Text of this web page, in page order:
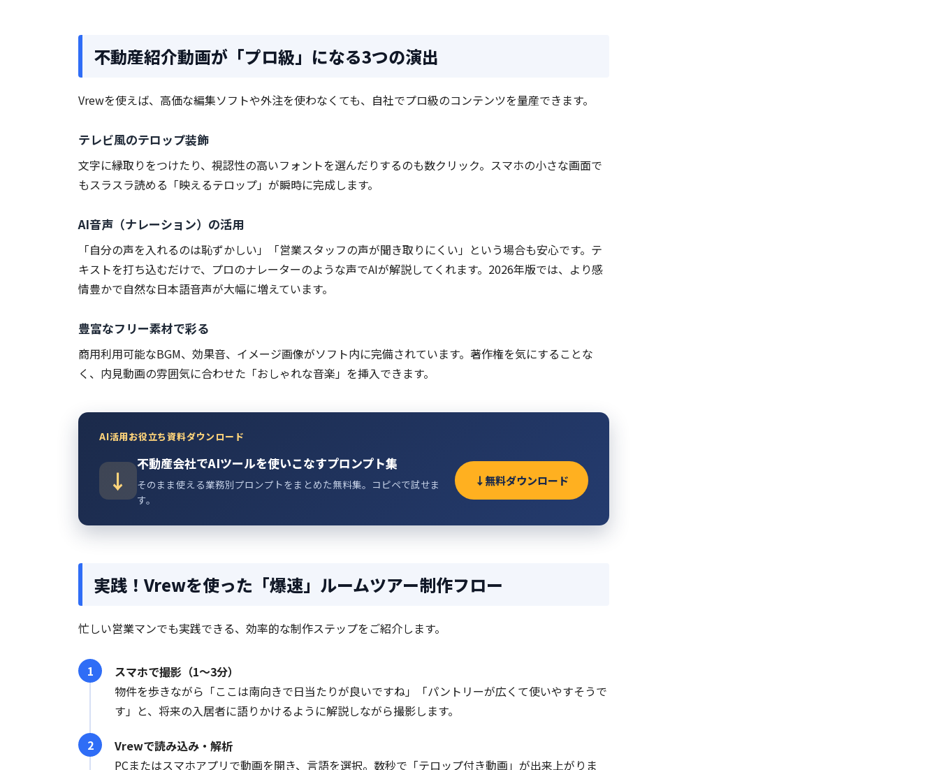
不動産紹介動画が「プロ級」になる3つの演出
Vrewを使えば、高価な編集ソフトや外注を使わなくても、自社でプロ級のコンテンツを量産できます。
テレビ風のテロップ装飾
文字に縁取りをつけたり、視認性の高いフォントを選んだりするのも数クリック。スマホの小さな画面で
もスラスラ読める「映えるテロップ」が瞬時に完成します。
AI音声（ナレーション）の活用
「自分の声を入れるのは恥ずかしい」「営業スタッフの声が聞き取りにくい」という場合も安心です。テ
キストを打ち込むだけで、プロのナレーターのような声でAIが解説してくれます。2026年版では、より感
情豊かで自然な日本語音声が大幅に増えています。
豊富なフリー素材で彩る
商用利用可能なBGM、効果音、イメージ画像がソフト内に完備されています。著作権を気にすることな
く、内見動画の雰囲気に合わせた「おしゃれな音楽」を挿入できます。
AI活用お役立ち資料ダウンロード
不動産会社でAIツールを使いこなすプロンプト集
そのまま使える業務別プロンプトをまとめた無料集。コピペで試せま
す。
無料ダウンロード
実践！Vrewを使った「爆速」ルームツアー制作フロー
忙しい営業マンでも実践できる、効率的な制作ステップをご紹介します。
スマホで撮影（1〜3分）
物件を歩きながら「ここは南向きで日当たりが良いですね」「パントリーが広くて使いやすそうで
す」と、将来の入居者に語りかけるように解説しながら撮影します。
Vrewで読み込み・解析
PCまたはスマホアプリで動画を開き、言語を選択。数秒で「テロップ付き動画」が出来上がりま